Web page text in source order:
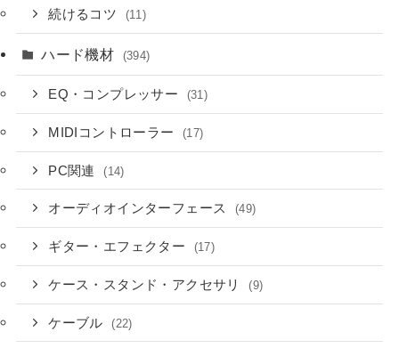
続けるコツ (11)
ハード機材 (394)
EQ・コンプレッサー (31)
MIDIコントローラー (17)
PC関連 (14)
オーディオインターフェース (49)
ギター・エフェクター (17)
ケース・スタンド・アクセサリ (9)
ケーブル (22)